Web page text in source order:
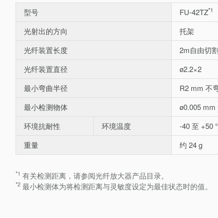
型号 FU-42TZ*1
光射出的方向
托架
光纤装置长度
2m自由切
光纤装置直径
ø2.2×2
最小弯曲半径
R2 mm 不
最小检测物体
ø0.005 mm
环境抗耐性 环境温度
-40 至 +50
重量
约 24 g
*1 有关检测距离，请参阅光纤放大器产品目录。
*2 最小检测体为将检测距离与灵敏度设定为最佳状态时的值。